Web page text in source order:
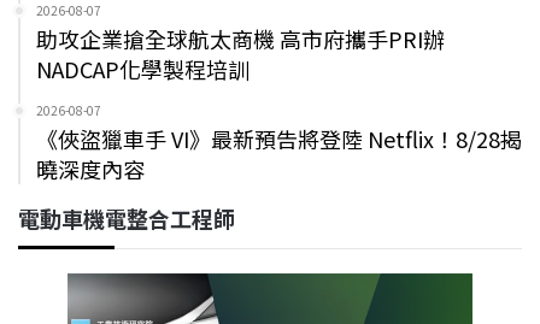
2026-08-07
助攻企業搶全球航太商機 高市府攜手PRI辦
NADCAP化學製程培訓
2026-08-07
《俠盜獵車手 VI》最新預告將登陸 Netflix！8/28揭
曉深度內容
電動車機電整合工程師